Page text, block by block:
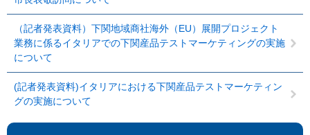
（記者発表資料）下関地域商社海外（EU）展開プロジェクト
業務に係るイタリアでの下関産品テストマーケティングの実施
について
(記者発表資料)イタリアにおける下関産品テストマーケティン
グの実施について